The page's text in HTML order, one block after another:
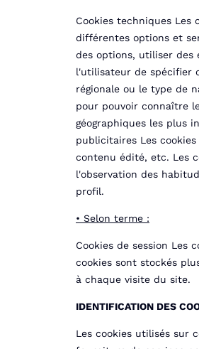
Cookies techniques
différentes options et
des options, utiliser des
l'utilisateur de spécifier
régionale ou le type de
pour pouvoir connaître
géographiques les plus
publicitaires Les
contenu édité, etc. Les
l'observation des
profil.
• Selon terme :
Cookies de session Les
cookies sont stockés
à chaque visite du site.
IDENTIFICATION DES
Les cookies utilisés sur